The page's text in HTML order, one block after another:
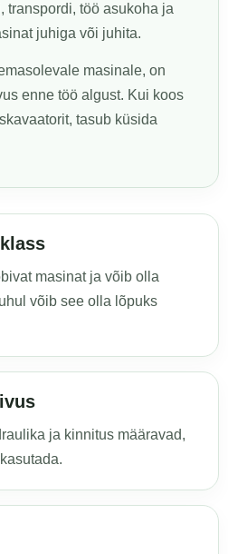
transpordi, töö asukoha ja
juhiga või juhita.
masinale, on
enne töö algust. Kui koos
tasub küsida
masinat ja võib olla
võib see olla lõpuks
ja kinnitus määravad,